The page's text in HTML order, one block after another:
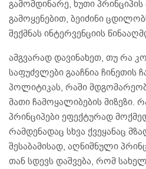
გამომდინარე, ხუთი
გამოყენებით, ბეიძინი
შექმნას ინტერვენციის
ამგვარად დავინახეთ, თუ რა
საფუძვლები გააჩნია ჩინეთის
პოლიტიკას, რაში
მათი ჩამოყალიბების მიზეზი.
პრინციპები ეფექტურად
რამდენადაც სხვა ქვეყანაც
შესაბამისად, აღნიშნული
თან სდევს დაშვება, რომ